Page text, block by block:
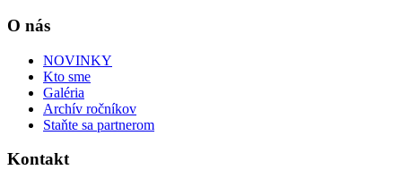
O nás
NOVINKY
Kto sme
Galéria
Archív ročníkov
Staňte sa partnerom
Kontakt